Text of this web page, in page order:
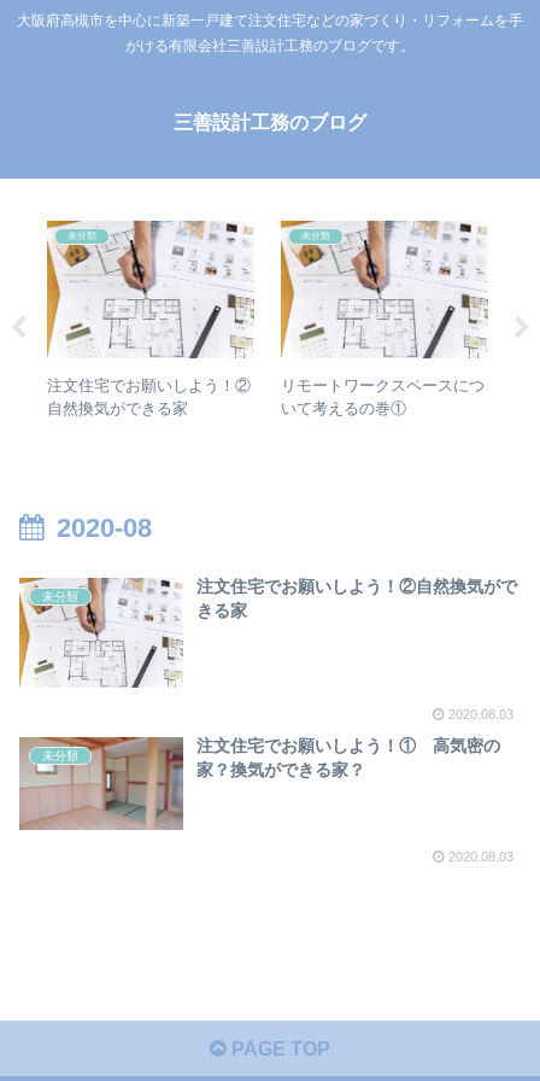
大阪府高槻市を中心に新築一戸建て注文住宅などの家づくり・リフォームを手
がける有限会社三善設計工務のブログです。
三善設計工務のブログ
未分類
注文住宅でお願いしよう！②
自然換気ができる家
未分類
リモートワークスペースにつ
いて考えるの巻①
2020-08
未分類
注文住宅でお願いしよう！②自然換気がで
きる家
2020.08.03
未分類
注文住宅でお願いしよう！① 高気密の
家？換気ができる家？
2020.08.03
PAGE TOP